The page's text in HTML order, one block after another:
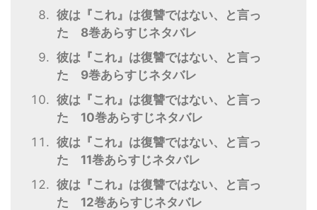
彼は『これ』は復讐ではない、と言っ
た 8巻あらすじネタバレ
彼は『これ』は復讐ではない、と言っ
た 9巻あらすじネタバレ
彼は『これ』は復讐ではない、と言っ
た 10巻あらすじネタバレ
彼は『これ』は復讐ではない、と言っ
た 11巻あらすじネタバレ
彼は『これ』は復讐ではない、と言っ
た 12巻あらすじネタバレ